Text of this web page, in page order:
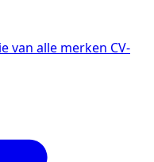
van alle merken CV-